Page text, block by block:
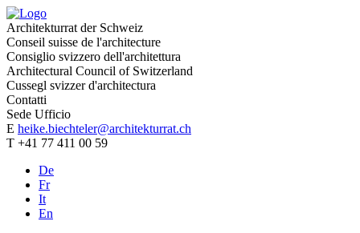
Architekturrat der Schweiz
Conseil suisse de l'architecture
Consiglio svizzero dell'architettura
Architectural Council of Switzerland
Cussegl svizzer d'architectura
Contatti
Sede Ufficio
E heike.biechteler@architekturrat.ch
T +41 77 411 00 59
De
Fr
It
En